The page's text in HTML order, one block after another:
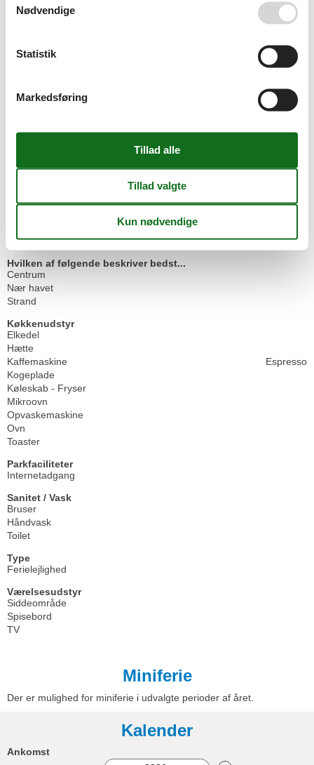
Ferielejlighed
Strand
Gåture
Mikroovn
TV
Røgalarm
Hvilken af følgende beskriver bedst...
Centrum
Nær havet
Strand
Køkkenudstyr
Elkedel
Hætte
Kaffemaskine
Espresso
Kogeplade
Køleskab - Fryser
Mikroovn
Opvaskemaskine
Ovn
Toaster
Parkfaciliteter
Internetadgang
Sanitet / Vask
Bruser
Håndvask
Toilet
Type
Ferielejlighed
Værelsesudstyr
Siddeområde
Spisebord
TV
Miniferie
Der er mulighed for miniferie i udvalgte perioder af året.
Kalender
Ankomst
Nødvendige
Statistik
Markedsføring